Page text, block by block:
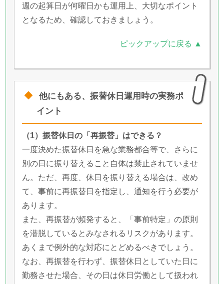
週の起算日が何曜日かも運用上、大切なポイント
となるため、確認しておきましょう。
ピックアップに戻る ▲
他にもある、振替休日運用時の実務ポ
イント
（1）振替休日の「再振替」はできる？
一度決めた振替休日を急な業務都合等で、さらに
別の日に振り替えること自体は禁止されていませ
ん。ただ、再度、休日を振り替える場合は、改め
て、事前に再振替日を指定し、通知を行う必要が
あります。
また、再振替が頻発すると、「事前特定」の原則
を潜脱しているとみなされるリスクがあります。
あくまで例外的な対応にとどめるべきでしょう。
なお、再振替を行わず、振替休日としていた日に
勤務させた場合、その日は休日労働として扱われ